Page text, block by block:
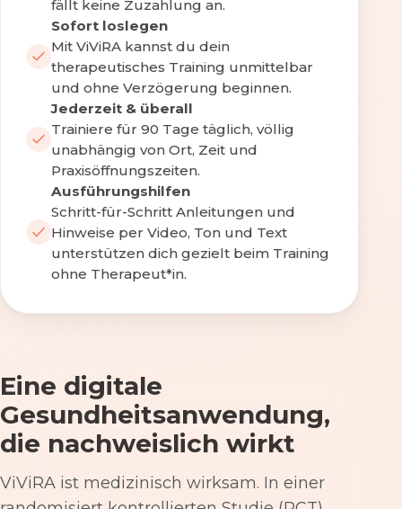
fällt keine Zuzahlung an.
Sofort loslegen
Mit ViViRA kannst du dein
therapeutisches Training unmittelbar
und ohne Verzögerung beginnen.
Jederzeit & überall
Trainiere für 90 Tage täglich, völlig
unabhängig von Ort, Zeit und
Praxisöffnungszeiten.
Ausführungshilfen
Schritt-für-Schritt Anleitungen und
Hinweise per Video, Ton und Text
unterstützen dich gezielt beim Training
ohne Therapeut*in.
Eine digitale
Gesundheitsanwendung,
die nachweislich wirkt
ViViRA ist medizinisch wirksam. In einer